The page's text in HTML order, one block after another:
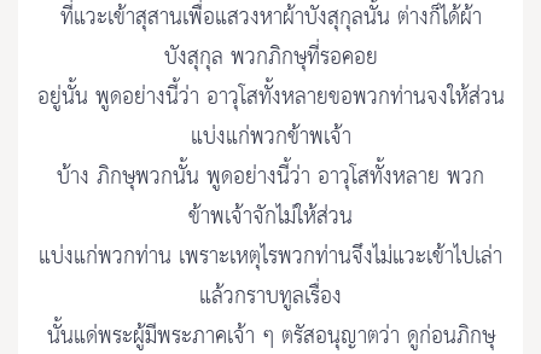
ที่แวะเข้าสุสานเพื่อแสวงหาผ้าบังสุกุลนั้น ต่างก็ได้ผ้า
บังสุกุล พวกภิกษุที่รอคอย
อยู่นั้น พูดอย่างนี้ว่า อาวุโสทั้งหลายขอพวกท่านจงให้ส่วน
แบ่งแก่พวกข้าพเจ้า
บ้าง ภิกษุพวกนั้น พูดอย่างนี้ว่า อาวุโสทั้งหลาย พวก
ข้าพเจ้าจักไม่ให้ส่วน
แบ่งแก่พวกท่าน เพราะเหตุไรพวกท่านจึงไม่แวะเข้าไปเล่า
แล้วกราบทูลเรื่อง
นั้นแด่พระผู้มีพระภาคเจ้า ๆ ตรัสอนุญาตว่า ดูก่อนภิกษุ